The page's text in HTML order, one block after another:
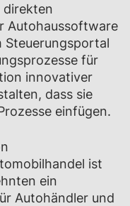
direkten
Autohaussoftware
Steuerungsportal
für
innovativer
dass sie
einfügen.
ist
ein
Autohändler und